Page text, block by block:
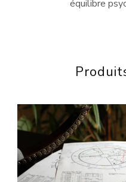
équilibre